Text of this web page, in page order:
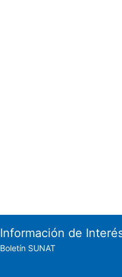
Información de
Boletín SUNAT